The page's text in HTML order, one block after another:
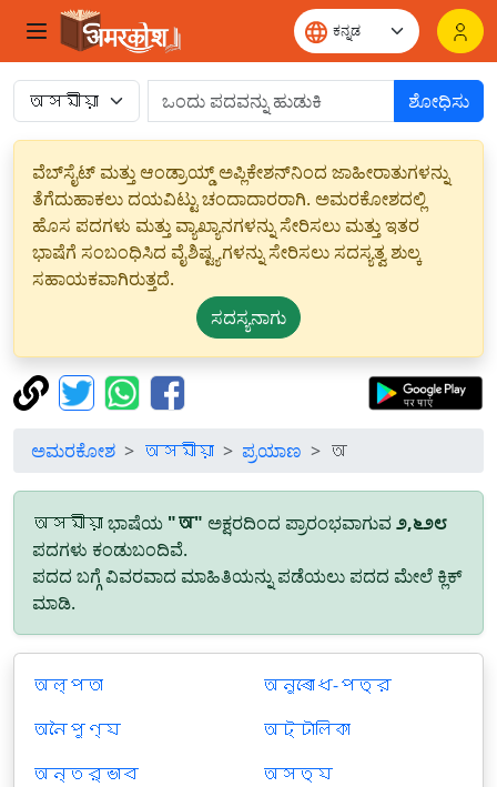
ಶೋಧಿಸು
ವೆಬ್‌ಸೈಟ್ ಮತ್ತು ಆಂಡ್ರಾಯ್ಡ್ ಅಪ್ಲಿಕೇಶನ್‌ನಿಂದ ಜಾಹೀರಾತುಗಳನ್ನು
ತೆಗೆದುಹಾಕಲು ದಯವಿಟ್ಟು ಚಂದಾದಾರರಾಗಿ. ಅಮರಕೋಶದಲ್ಲಿ
ಹೊಸ ಪದಗಳು ಮತ್ತು ವ್ಯಾಖ್ಯಾನಗಳನ್ನು ಸೇರಿಸಲು ಮತ್ತು ಇತರ
ಭಾಷೆಗೆ ಸಂಬಂಧಿಸಿದ ವೈಶಿಷ್ಟ್ಯಗಳನ್ನು ಸೇರಿಸಲು ಸದಸ್ಯತ್ವ ಶುಲ್ಕ
ಸಹಾಯಕವಾಗಿರುತ್ತದೆ.
ಸದಸ್ಯನಾಗು
ಅಮರಕೋಶ অসমীয়া ಪ್ರಯಾಣ অ
অসমীয়া ಭಾಷೆಯ "অ" ಅಕ್ಷರದಿಂದ ಪ್ರಾರಂಭವಾಗುವ೨,೬೨೮
ಪದಗಳು ಕಂಡುಬಂದಿವೆ.
ಪದದ ಬಗ್ಗೆ ವಿವರವಾದ ಮಾಹಿತಿಯನ್ನು ಪಡೆಯಲು ಪದದ ಮೇಲೆ ಕ್ಲಿಕ್
ಮಾಡಿ.
অল্পতা
অনৈপুণ্য
অন্তর্ভাব
অনুৰোধ-পত্র
অট্টালিকা
অসত্য